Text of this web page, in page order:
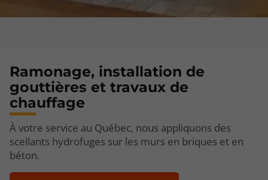
Ramonage, installation de
gouttières et travaux de
chauffage
À votre service au Québec, nous appliquons des
scellants hydrofuges sur les murs en briques et en
béton.